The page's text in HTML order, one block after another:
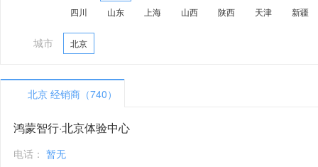
四川
山东 上海 山西 陕西 天津 新疆
城市 北京
北京 经销商（740）
鸿蒙智行·北京体验中心
电话： 暂无